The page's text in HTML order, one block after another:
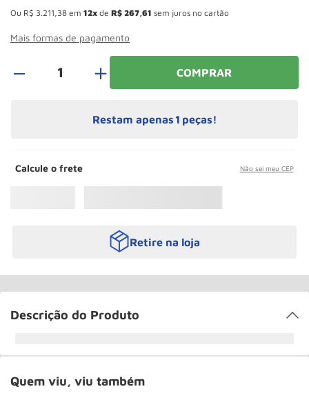
Ou R$ 3.211 38 em 12 de R$ 267 61 sem juros no cartão
Mais formas de pagamento
＋ COMPRAR
Restam apenas 1 peças!
Calcule o frete Não sei meu CEP
Retire na loja
Descrição do Produto
Quem viu, viu também
10º Roda